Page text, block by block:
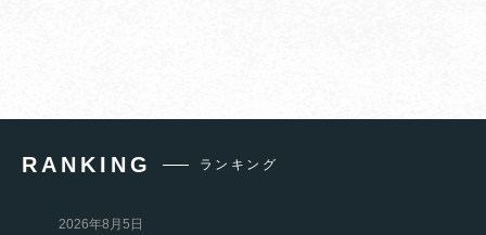
RANKING ランキング
2026年8月5日